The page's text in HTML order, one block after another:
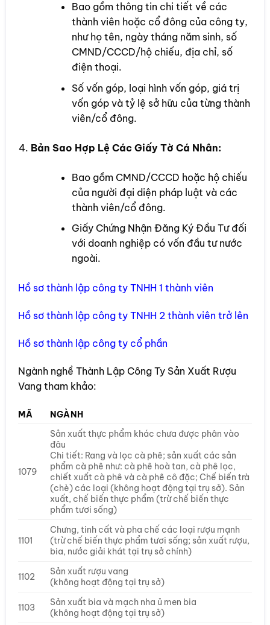
Bao gồm thông tin chi tiết về các
thành viên hoặc cổ đông của công ty,
như họ tên, ngày tháng năm sinh, số
CMND/CCCD/hộ chiếu, địa chỉ, số
điện thoại.
Số vốn góp, loại hình vốn góp, giá trị
vốn góp và tỷ lệ sở hữu của từng thành
viên/cổ đông.
Bản Sao Hợp Lệ Các Giấy Tờ Cá Nhân:
Bao gồm CMND/CCCD hoặc hộ chiếu
của người đại diện pháp luật và các
thành viên/cổ đông.
Giấy Chứng Nhận Đăng Ký Đầu Tư đối
với doanh nghiệp có vốn đầu tư nước
ngoài.
Hồ sơ thành lập công ty TNHH 1 thành viên
Hồ sơ thành lập công ty TNHH 2 thành viên trở lên
Hồ sơ thành lập công ty cổ phần
Ngành nghề Thành Lập Công Ty Sản Xuất Rượu
Vang tham khảo:
MÃ NGÀNH
1079
Sản xuất thực phẩm khác chưa được phân vào
đâu
Chi tiết: Rang và lọc cà phê; sản xuất các sản
phẩm cà phê như: cà phê hoà tan, cà phê lọc,
chiết xuất cà phê và cà phê cô đặc; Chế biến trà
(chè) các loại (không hoạt động tại trụ sở). Sản
xuất, chế biến thực phẩm (trừ chế biến thực
phẩm tươi sống)
1101
Chưng, tinh cất và pha chế các loại rượu mạnh
(trừ chế biến thực phẩm tươi sống; sản xuất rượu,
bia, nước giải khát tại trụ sở chính)
1102
Sản xuất rượu vang
(không hoạt động tại trụ sở)
1103
Sản xuất bia và mạch nha ủ men bia
(không hoạt động tại trụ sở)